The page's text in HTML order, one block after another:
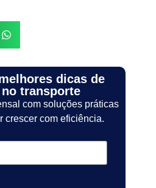
dicas de
transporte
com soluções práticas
crescer com eficiência.